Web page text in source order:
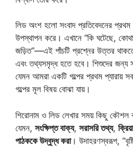
লিড অংশ হলো সংবাদ প্রতিবেদনের
উপস্থাপন করে। এখানে “কি ঘটেছে,
জড়িত”—এই পাঁচটি প্রশ্নের উত্তর
এবং তথ্যসমৃদ্ধ হতে হবে। শিশুদের জন্য
যেমন আমরা একটি গল্পের প্রথম প্যারায়
গল্পের মূল বিষয় বোঝা যায়।
শিরোনাম ও লিড লেখার সময় কিছু কৌশল
যেমন, সংক্ষিপ্ত বাক্য, সরাসরি তথ্য,
পাঠককে উদ্বুদ্ধ করা। উদাহরণস্বরূপ,